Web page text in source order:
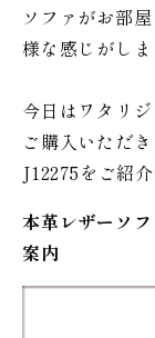
ソファがお部
様な感じがしま
今日はワタリ
ご購入いただ
J12275をご紹
本革レザーソ
案内